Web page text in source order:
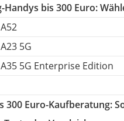
Handys bis 300 Euro:
5G
5G Enterprise Edition
300 Euro-Kaufberatung: